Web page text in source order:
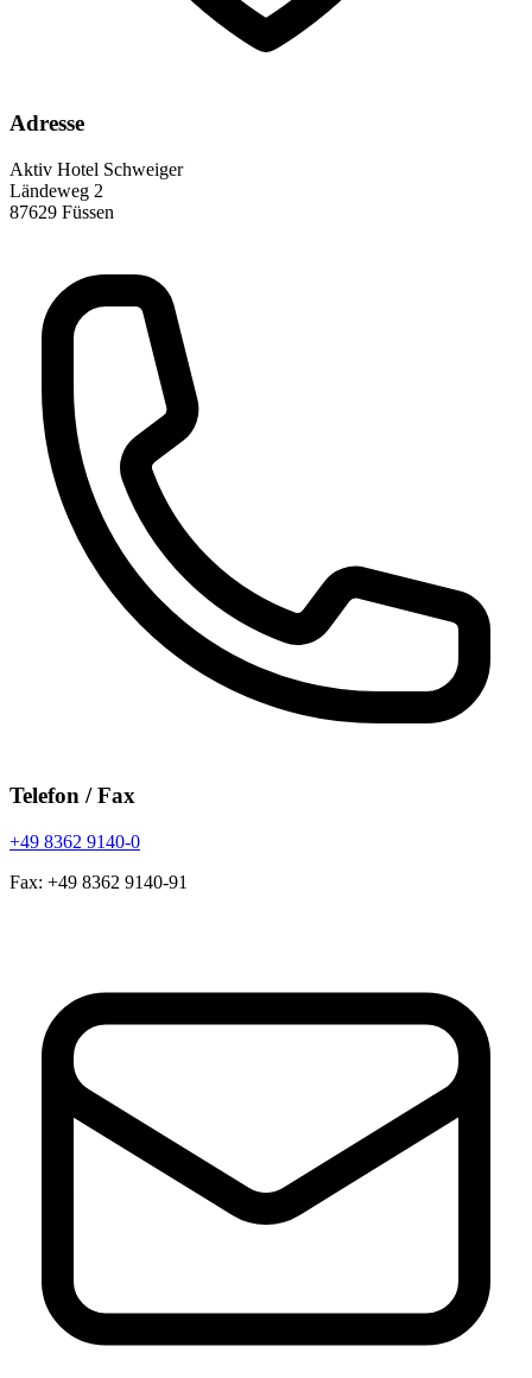
Adresse
Aktiv Hotel Schweiger
Ländeweg 2
87629 Füssen
Telefon /Fax
+49 8362 9140-0
Fax: +49 8362 9140-91